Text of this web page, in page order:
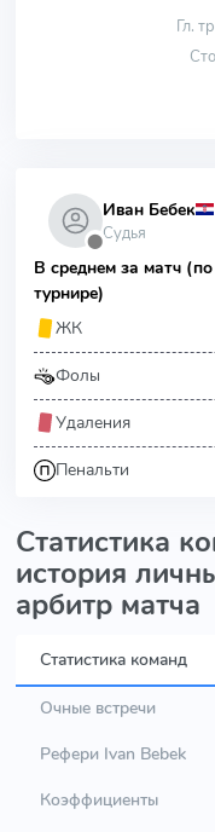
Гл.
⬤
Иван Бебек
Судья
В среднем за матч
турнире)
ЖК
Фолы
Удаления
Пенальти
Статистика
история
арбитр матча
Статистика команд
Очные встречи
Рефери Ivan Bebek
Коэффициенты